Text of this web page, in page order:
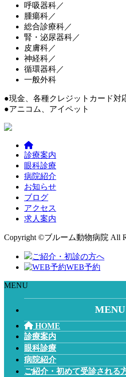
呼吸器科／
腫瘍科／
総合診療科／
腎・泌尿器科／
皮膚科／
神経科／
循環器科／
一般外科
●現金、各種クレジットカード対
●アニコム、アイペット
診療案内
眼科診療
病院紹介
お知らせ
ブログ
アクセス
求人案内
Copyright ©ブルーム動物病院 All
ご紹介・初診の方へ
WEB予約
MENU
MENU
HOME
診療案内
眼科診療
病院紹介
ご紹介・初めて受診される